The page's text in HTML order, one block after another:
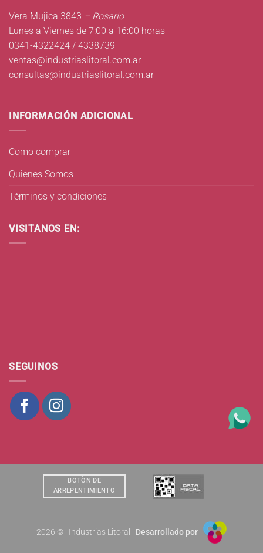
Vera Mujica 3843 – Rosario
Lunes a Viernes de 7:00 a 16:00 horas
0341-4322424 / 4338739
ventas@industriaslitoral.com.ar
consultas@industriaslitoral.com.ar
INFORMACIÓN ADICIONAL
Como comprar
Quienes Somos
Términos y condiciones
VISITANOS EN:
SEGUINOS
BOTÒN DE
ARREPENTIMIENTO
2026 © | Industrias Litoral | Desarrollado por